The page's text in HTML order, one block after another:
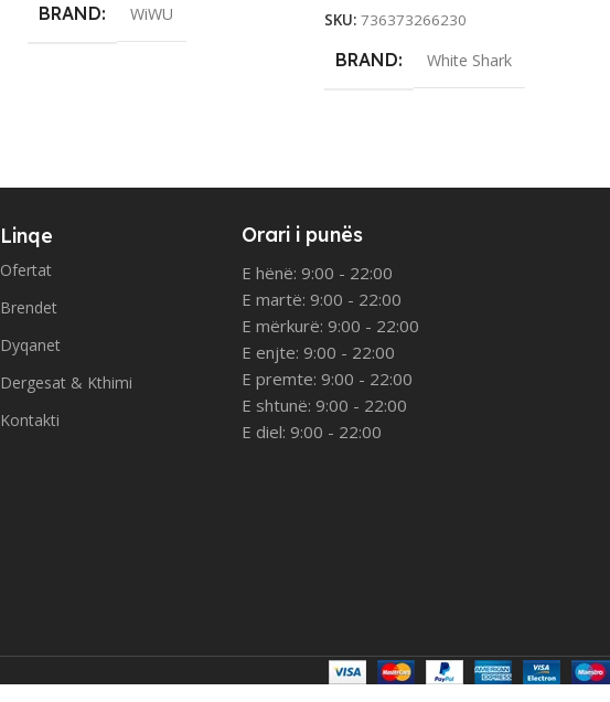
BRAND WiWU SKU:736373266230
BRAND White Shark
Linqe
Ofertat
Brendet
Dyqanet
Dergesat & Kthimi
Kontakti
Orari i punës
E hënë: 9:00 - 22:00
E martë: 9:00 - 22:00
E mërkurë: 9:00 - 22:00
E enjte: 9:00 - 22:00
E premte: 9:00 - 22:00
E shtunë: 9:00 - 22:00
E diel: 9:00 - 22:00